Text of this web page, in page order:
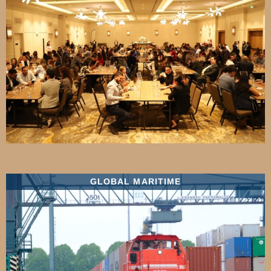
GLOBAL MARITIME